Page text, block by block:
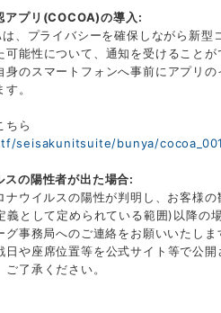
アプリ(COCOA)の導入:
、プライバシーを確保しながら新型
可能性について、通知を受けることが
身のスマートフォンへ事前にアプリの
。
ちら
seisakunitsuite/bunya/
の陽性者が出た場合:
ナウイルスの陽性が判明し、お客様の
義として定められている範囲)以降の
事務局へのご連絡をお願いいたしま
日や座席位置等を公式サイト等で公開
了承ください。